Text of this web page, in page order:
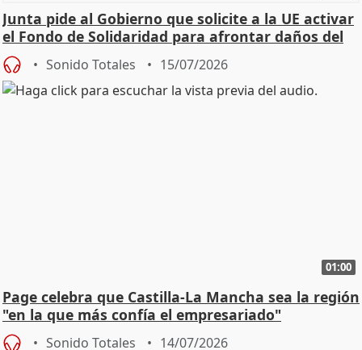
Junta pide al Gobierno que solicite a la UE activar
el Fondo de Solidaridad para afrontar daños del
Sonido Totales 15/07/2026
01:00
Page celebra que Castilla-La Mancha sea la región
"en la que más confía el empresariado"
Sonido Totales 14/07/2026